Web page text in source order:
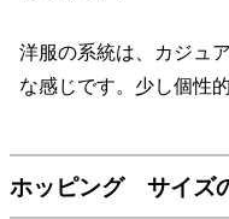
洋服の系統は、カジュ
な感じです。少し個性
ホッピング サイズ